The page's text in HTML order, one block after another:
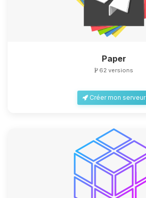
Paper
62 versions
Créer mon serveur